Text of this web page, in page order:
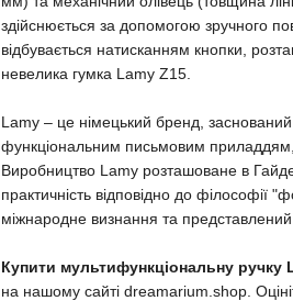
здійснюється за допомогою зручного
відбувається натисканням кнопки,
невелика гумка Lamy Z15.
Lamy – це німецький бренд,
функціональним письмовим приладдям,
Виробництво Lamy розташоване в
практичність відповідно до
міжнародне визнання та представлений
Купити мультифункціональну ручку
на нашому сайті dreamarium.shop.